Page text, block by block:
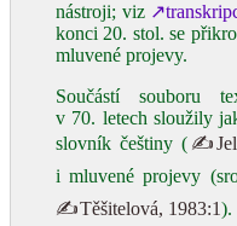
nástroji; viz
konci 20. stol. se
mluvené projevy.
Součástí souboru
v 70. letech sloužily
slovník češtiny (
i mluvené projevy
✍Těšitelová, 1983:1).